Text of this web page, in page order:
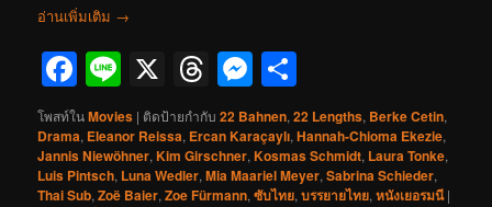
อ่านเพิ่มเติม →
Facebook
Line
X Threads
Messenger
โพสท์ในMovies | ติดป้ายกำกับ 22 Bahnen,22 Lengths, Berke Cetin,
Drama, Eleanor Reissa, Ercan Karaçaylı,Hannah-Chioma Ekezie,
Jannis Niewöhner,Kim Girschner,Kosmas Schmidt, Laura Tonke,
Luis Pintsch, Luna Wedler,Mia Maariel Meyer,Sabrina Schieder,
Thai Sub,Zoë Baier,Zoe Fürmann,ซับไทย,บรรยายไทย,หนังเยอรมนี |